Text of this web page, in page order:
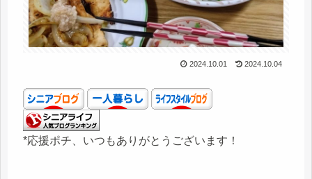
2024.10.01 2024.10.04
*応援ポチ、いつもありがとうございます！